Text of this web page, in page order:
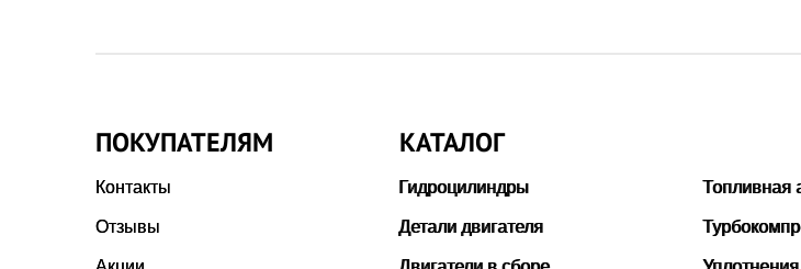
ПОКУПАТЕЛЯМ
Контакты
Отзывы
КАТАЛОГ
Гидроцилиндры
Детали двигателя
Топливная